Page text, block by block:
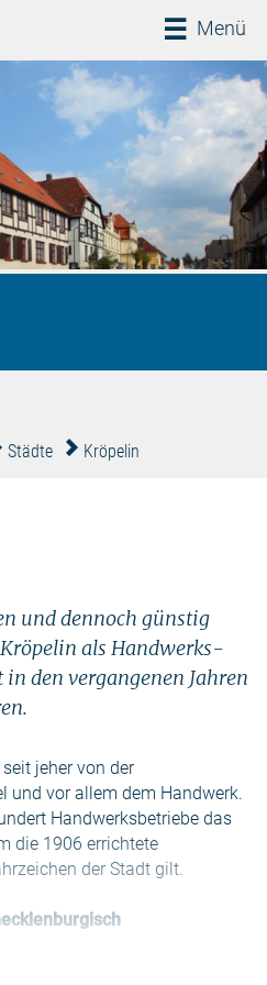
Menü
Menü
Städte Kröpelin
und dennoch günstig
als Handwerks-
den vergangenen Jahren
jeher von der
und vor allem dem Handwerk.
Handwerksbetriebe das
die 1906 errichtete
der Stadt gilt.